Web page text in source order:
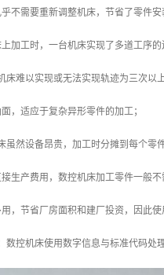
不需要重新调整机床，节省了零件
加工时，一台机床实现了多道工序的
床难以实现或无法实现轨迹为三次
，适应于复杂异形零件的加工；
虽然设备昂贵，加工时分摊到每个
生产费用，数控机床加工零件一般
，节省厂房面积和建厂投资，因此使
数控机床使用数字信息与标准代码处